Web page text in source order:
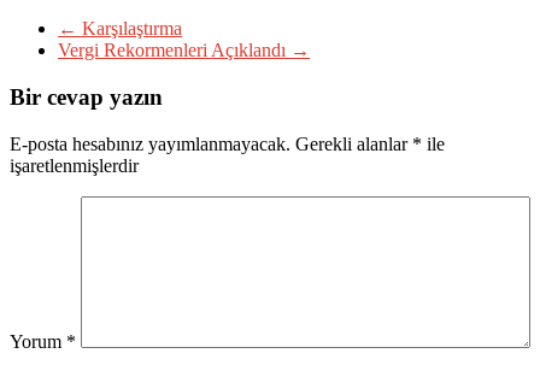
← Karşılaştırma
Vergi Rekormenleri Açıklandı →
Bir cevap yazın
E-posta hesabınız yayımlanmayacak. Gerekli alanlar * ile
işaretlenmişlerdir
Yorum *